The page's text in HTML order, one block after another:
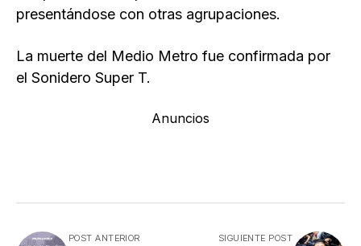
presentándose con otras agrupaciones.
La muerte del Medio Metro fue confirmada por
el Sonidero Super T.
Anuncios
POST ANTERIOR SIGUIENTE POST